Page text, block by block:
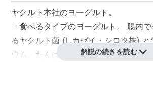
ヤクルト本社のヨーグルト。
「食べるタイプのヨーグルト。 腸内
るヤクルト菌 (L.カゼイ・シロタ株) と
ウム、たんぱく質等の栄養が摂取でき
解説の続きを読む